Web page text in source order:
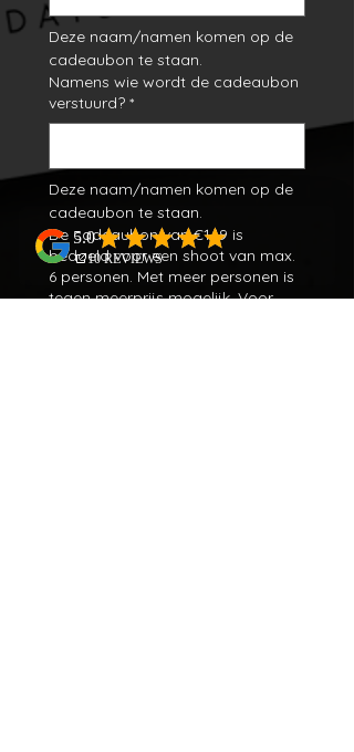
Deze naam/namen komen op de
cadeaubon te staan.
Namens wie wordt de cadeaubon
verstuurd? *
Deze naam/namen komen op de
cadeaubon te staan.
De cadeaubon van €149 is
bedoeld voor een shoot van max.
6 personen. Met meer personen is
tegen meerprijs mogelijk. Voor